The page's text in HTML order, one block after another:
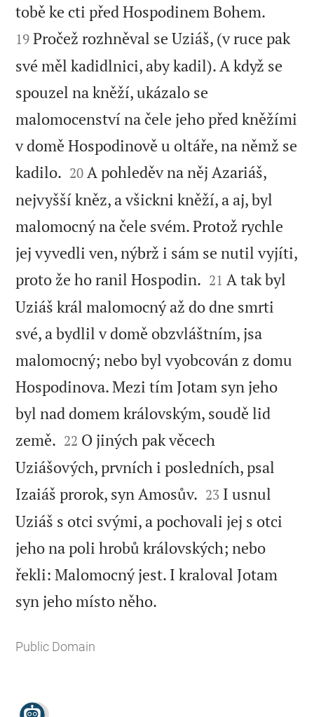
tobě ke cti před Hospodinem Bohem.
19 Pročež rozhněval se Uziáš, (v ruce pak
své měl kadidlnici, aby kadil). A když se
spouzel na kněží, ukázalo se
malomocenství na čele jeho před kněžími
v domě Hospodinově u oltáře, na němž se
kadilo. 

20 A pohleděv na něj Azariáš,
nejvyšší kněz, a všickni kněží, a aj, byl
malomocný na čele svém. Protož rychle
jej vyvedli ven, nýbrž i sám se nutil vyjíti,
proto že ho ranil Hospodin. 

21 A tak byl
Uziáš král malomocný až do dne smrti
své, a bydlil v domě obzvláštním, jsa
malomocný; nebo byl vyobcován z domu
Hospodinova. Mezi tím Jotam syn jeho
byl nad domem královským, soudě lid
země. 

22 O jiných pak věcech
Uziášových, prvních i posledních, psal
Izaiáš prorok, syn Amosův. 

23 I usnul
Uziáš s otci svými, a pochovali jej s otci
jeho na poli hrobů královských; nebo
řekli: Malomocný jest. I kraloval Jotam
syn jeho místo něho.
Public Domain